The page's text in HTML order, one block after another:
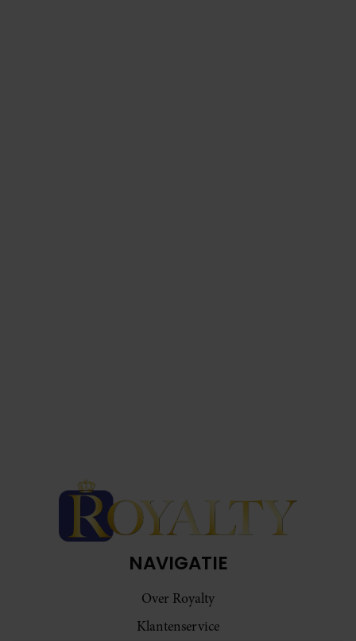
NAVIGATIE
Over Royalty
Klantenservice